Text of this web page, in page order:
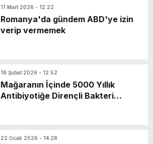
11 Mart 2026 - 12:22
Romanya'da gündem ABD'ye izin
verip vermemek
18 Şubat 2026 - 12:52
Mağaranın İçinde 5000 Yıllık
Antibiyotiğe Dirençli Bakteri
22 Ocak 2026 - 14:28